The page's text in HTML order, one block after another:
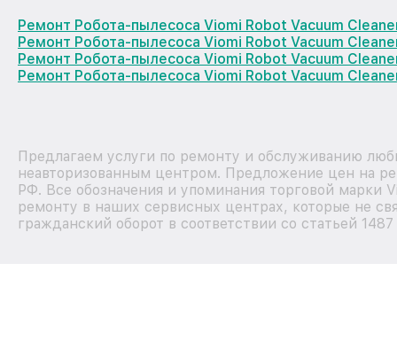
Ремонт Робота-пылесоса Viomi Robot Vacuum
Ремонт Робота-пылесоса Viomi Robot Vacuum
Ремонт Робота-пылесоса Viomi Robot Vacuum
Ремонт Робота-пылесоса Viomi Robot Vacuum
Предлагаем услуги по ремонту и обслуживанию
неавторизованным центром. Предложение цен на
РФ. Все обозначения и упоминания торговой марки
ремонту в наших сервисных центрах, которые не
гражданский оборот в соответствии со статьей